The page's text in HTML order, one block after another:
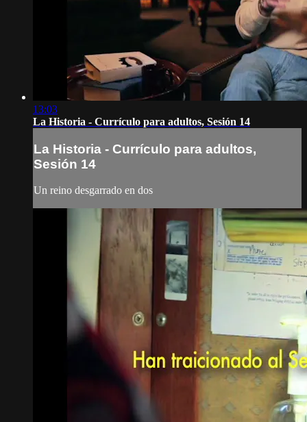
13:03
La Historia - Currículo para adultos, Sesión 14
La Historia - Currículo para adultos,
Sesión 14
Un reino desgarrado en dos